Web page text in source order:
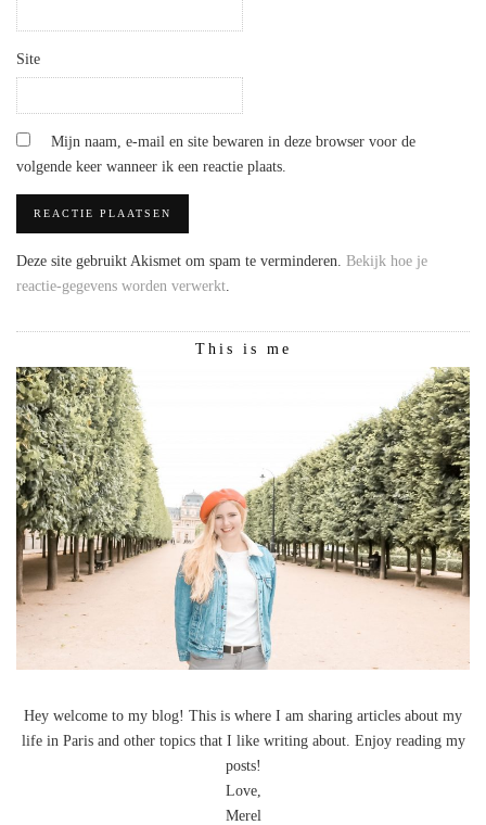
Site
Mijn naam, e-mail en site bewaren in deze browser voor de
volgende keer wanneer ik een reactie plaats.
Deze site gebruikt Akismet om spam te verminderen. Bekijk hoe je
reactie-gegevens worden verwerkt.
This is me
Hey welcome to my blog! This is where I am sharing articles about my
life in Paris and other topics that I like writing about. Enjoy reading my
posts!
Love,
Merel